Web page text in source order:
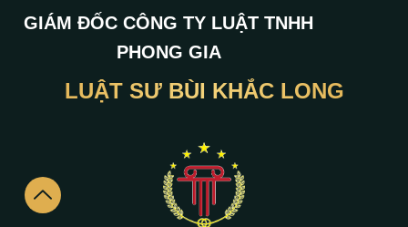
GIÁM ĐỐC CÔNG TY LUẬT TNHH
PHONG GIA
LUẬT SƯ BÙI KHẮC LONG